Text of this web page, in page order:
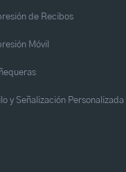
de Recibos
Móvil
y Señalización Personalizada